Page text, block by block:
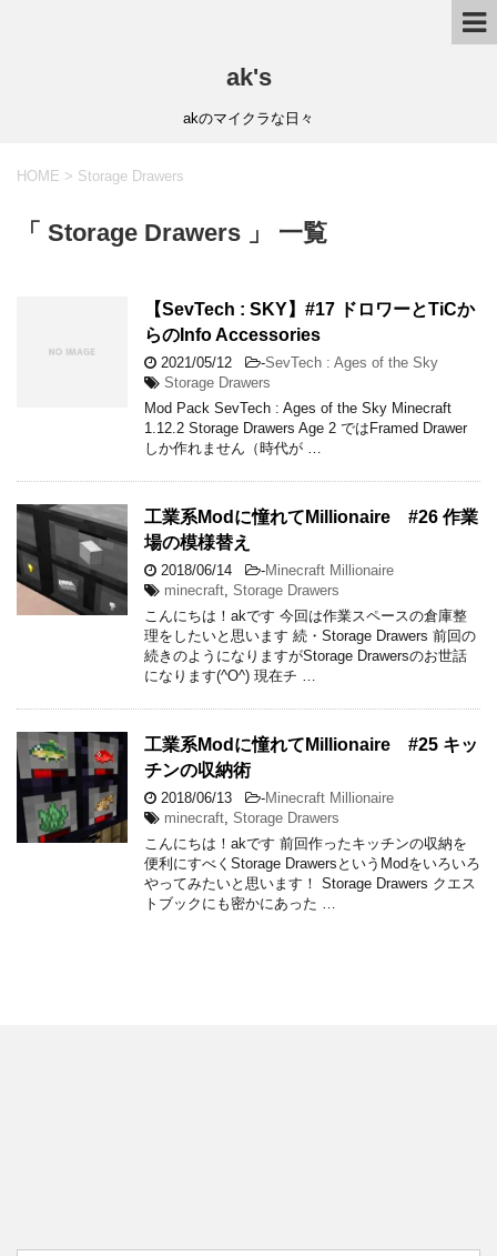
ak's
akのマイクラな日々
HOME > Storage Drawers
「 Storage Drawers 」 一覧
【SevTech : SKY】#17 ドロワーとTiCか
らのInfo Accessories
2021/05/12 -SevTech : Ages of the Sky
Storage Drawers
Mod Pack SevTech : Ages of the Sky Minecraft
1.12.2 Storage Drawers Age 2 ではFramed Drawer
しか作れません（時代が …
工業系Modに憧れてMillionaire #26 作業
場の模様替え
2018/06/14 -Minecraft Millionaire
minecraft Storage Drawers
こんにちは！akです 今回は作業スペースの倉庫整
理をしたいと思います 続・Storage Drawers 前回の
続きのようになりますがStorage Drawersのお世話
になります(^O^) 現在チ …
工業系Modに憧れてMillionaire #25 キッ
チンの収納術
2018/06/13 -Minecraft Millionaire
minecraft Storage Drawers
こんにちは！akです 前回作ったキッチンの収納を
便利にすべくStorage DrawersというModをいろいろ
やってみたいと思います！ Storage Drawers クエス
トブックにも密かにあった …